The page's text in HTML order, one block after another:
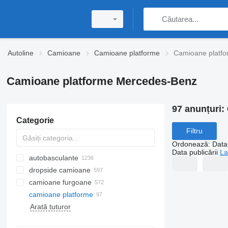
Autoline Camioane Camioane platforme Camioane
Camioane platforme Mercedes-Benz
Categorie
autobasculante
dropside camioane
camioane furgoane
camioane platforme
Arată tuturor
97 anunțuri:
Filtru
Ordonează:
Data publicării